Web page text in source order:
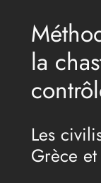
la
Les
Grèce